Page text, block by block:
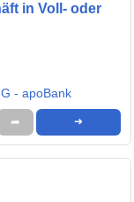
in Voll- oder
- apoBank
➦ ➜